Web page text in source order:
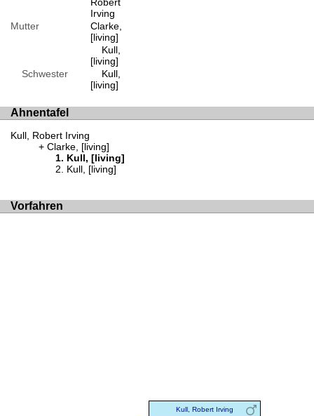
Robert
Irving
Mutter
Clarke,
[living]
Kull,
[living]
Schwester
Kull,
[living]
Ahnentafel
Kull, Robert Irving
Clarke, [living]
Kull, [living]
Kull, [living]
Vorfahren
Kull, Robert Irving